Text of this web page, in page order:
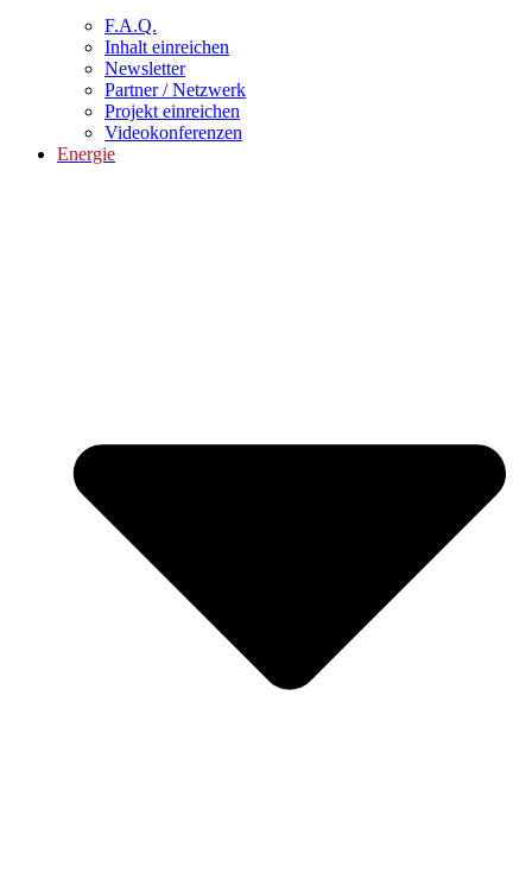
F.A.Q.
Inhalt einreichen
Newsletter
Partner / Netzwerk
Projekt einreichen
Videokonferenzen
Energie